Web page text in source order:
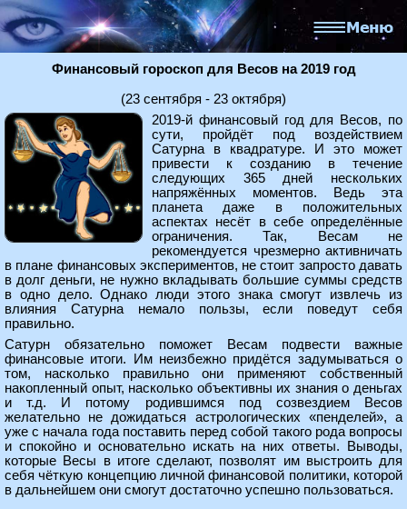
Финансовый гороскоп для Весов на 2019 год
(23 сентября - 23 октября)
2019-й финансовый год для Весов, по
сути, пройдёт под воздействием
Сатурна в квадратуре. И это может
привести к созданию в течение
следующих 365 дней нескольких
напряжённых моментов. Ведь эта
планета даже в положительных
аспектах несёт в себе определённые
ограничения. Так, Весам не
рекомендуется чрезмерно активничать
в плане финансовых экспериментов, не стоит запросто давать
в долг деньги, не нужно вкладывать большие суммы средств
в одно дело. Однако люди этого знака смогут извлечь из
влияния Сатурна немало пользы, если поведут себя
правильно.
Сатурн обязательно поможет Весам подвести важные
финансовые итоги. Им неизбежно придётся задумываться о
том, насколько правильно они применяют собственный
накопленный опыт, насколько объективны их знания о деньгах
и т.д. И потому родившимся под созвездием Весов
желательно не дожидаться астрологических «пенделей», а
уже с начала года поставить перед собой такого рода вопросы
и спокойно и основательно искать на них ответы. Выводы,
которые Весы в итоге сделают, позволят им выстроить для
себя чёткую концепцию личной финансовой политики, которой
в дальнейшем они смогут достаточно успешно пользоваться.